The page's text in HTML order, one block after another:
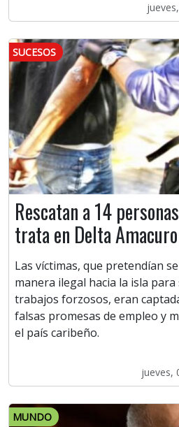
SUCESOS
Rescatan a 14
trata en Delta Amacuro
Las víctimas, que pretendían
manera ilegal hacia la isla
trabajos forzosos, eran
falsas promesas de empleo y
el país caribeño.
jueves,
MUNDO